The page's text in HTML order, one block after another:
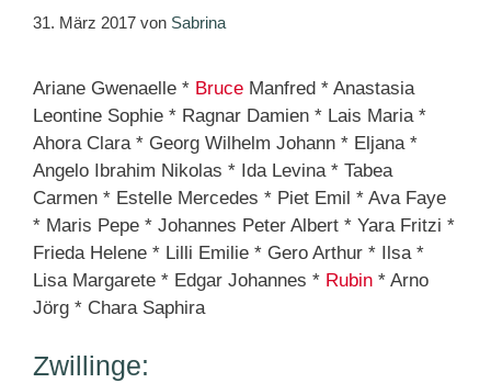
31. März 2017 von Sabrina
Ariane Gwenaelle * Bruce Manfred * Anastasia
Leontine Sophie * Ragnar Damien * Lais Maria *
Ahora Clara * Georg Wilhelm Johann * Eljana *
Angelo Ibrahim Nikolas * Ida Levina * Tabea
Carmen * Estelle Mercedes * Piet Emil * Ava Faye
* Maris Pepe * Johannes Peter Albert * Yara Fritzi *
Frieda Helene * Lilli Emilie * Gero Arthur * Ilsa *
Lisa Margarete * Edgar Johannes * Rubin * Arno
Jörg * Chara Saphira
Zwillinge: